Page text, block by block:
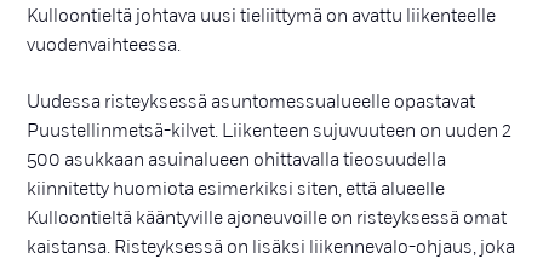
Kulloontieltä johtava uusi tieliittymä on avattu liikenteelle
vuodenvaihteessa.
Uudessa risteyksessä asuntomessualueelle opastavat
Puustellinmetsä-kilvet. Liikenteen sujuvuuteen on uuden 2
500 asukkaan asuinalueen ohittavalla tieosuudella
kiinnitetty huomiota esimerkiksi siten, että alueelle
Kulloontieltä kääntyville ajoneuvoille on risteyksessä omat
kaistansa. Risteyksessä on lisäksi liikennevalo-ohjaus, joka